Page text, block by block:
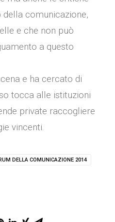
comunicazione,
e che non può
a questo
e ha cercato di
tocca alle istituzioni
private raccogliere
vincenti.
DELLA COMUNICAZIONE 2014